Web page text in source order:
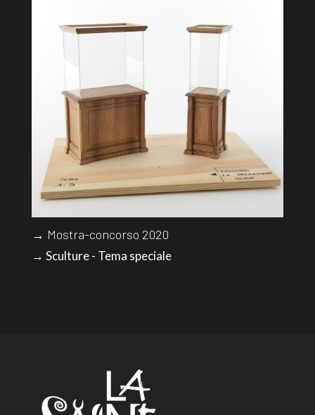
→ Mostra-concorso 2020
→ Sculture - Tema speciale